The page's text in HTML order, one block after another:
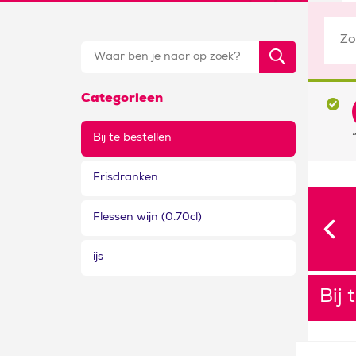
Categorieen
Bij te bestellen
Frisdranken
Flessen wijn (0.70cl)
ijs
Bij